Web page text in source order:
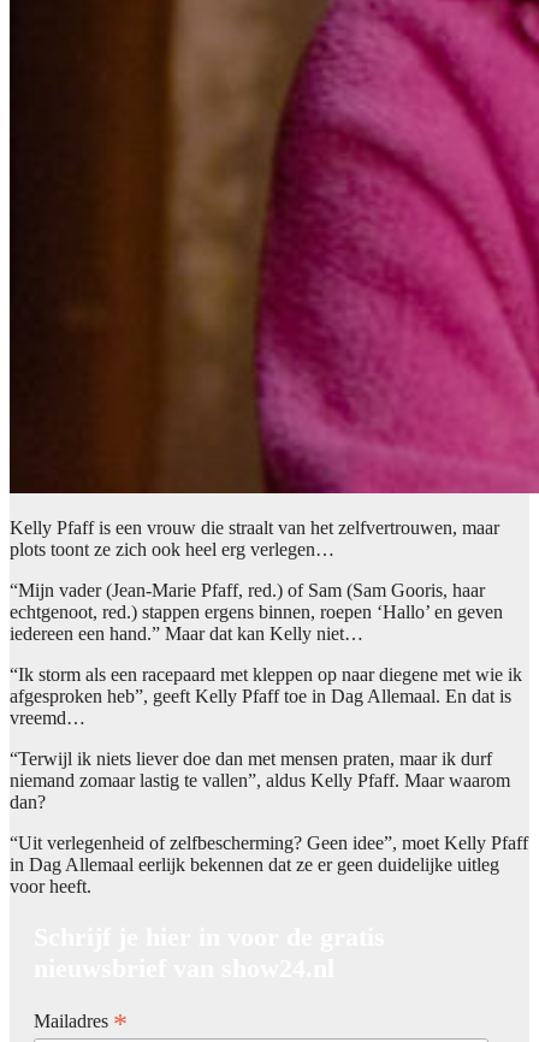
Kelly Pfaff is een vrouw die straalt van het zelfvertrouwen, maar
plots toont ze zich ook heel erg verlegen…
“Mijn vader (Jean-Marie Pfaff, red.) of Sam (Sam Gooris, haar
echtgenoot, red.) stappen ergens binnen, roepen ‘Hallo’ en geven
iedereen een hand.” Maar dat kan Kelly niet…
“Ik storm als een racepaard met kleppen op naar diegene met wie ik
afgesproken heb”, geeft Kelly Pfaff toe in Dag Allemaal. En dat is
vreemd…
“Terwijl ik niets liever doe dan met mensen praten, maar ik durf
niemand zomaar lastig te vallen”, aldus Kelly Pfaff. Maar waarom
dan?
“Uit verlegenheid of zelfbescherming? Geen idee”, moet Kelly Pfaff
in Dag Allemaal eerlijk bekennen dat ze er geen duidelijke uitleg
voor heeft.
Mailadres *